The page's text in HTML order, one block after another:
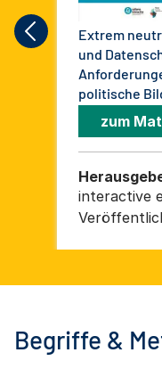
Extrem
und
politische
mit
zum
interactive
Begriffe &